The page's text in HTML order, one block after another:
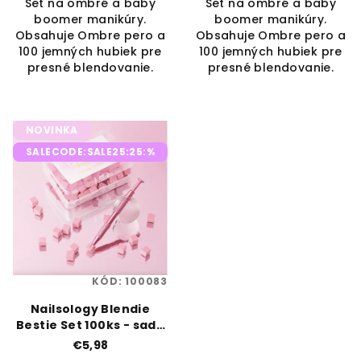
Set na ombré a baby
boomer manikúry.
Obsahuje Ombre pero a
100 jemných hubiek pre
presné blendovanie.
Set na ombré a baby
boomer manikúry.
Obsahuje Ombre pero a
100 jemných hubiek pre
presné blendovanie.
NOVINKA
SALECODE:SALE25:25:%
Nailsology Blendie
Bestie Set 100ks - sada
na ombré ružová
€5,98
KÓD:100083